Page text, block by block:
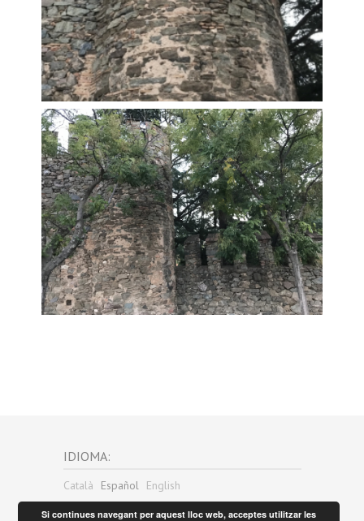
IDIOMA:
Català Español English
Si continues navegant per aquest lloc web, acceptes utilitzar les